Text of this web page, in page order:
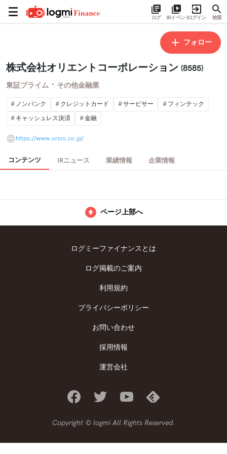
ログ IRイベントログイン 検索
フォロー
株式会社オリエントコーポレーション (8585)
東証プライム ・ その他金融業
ノンバンク クレジットカード サービサー
フィンテック
キャッシュレス決済
金融
https://www.orico.co.jp/
コンテンツ IRニュース 業績情報 企業情報
ページ上部へ
ログミーファイナンスとは
ログ掲載のご案内
利用規約
プライバシーポリシー
お問い合わせ
採用情報
運営会社
Copyright © logmi All Rights Reserved.